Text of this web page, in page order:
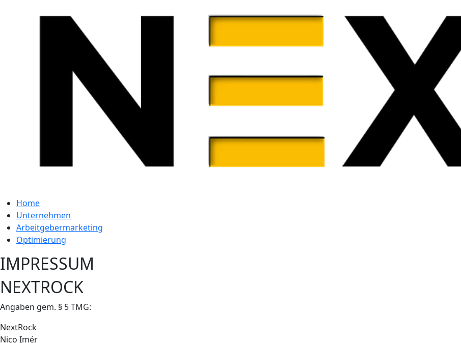
Home
Unternehmen
Arbeitgebermarketing
Optimierung
IMPRESSUM
NEXTROCK
Angaben gem. § 5 TMG:
NextRock
Nico Imér